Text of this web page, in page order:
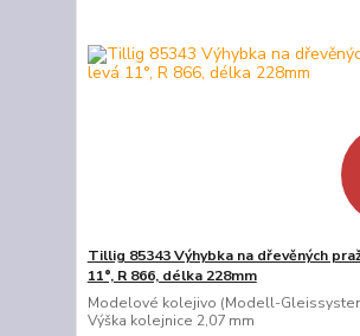
Tillig 85343 Výhybka na dřevěných
11°, R 866, délka 228mm
Modelové kolejivo (Modell-
Výška kolejnice 2,07 mm